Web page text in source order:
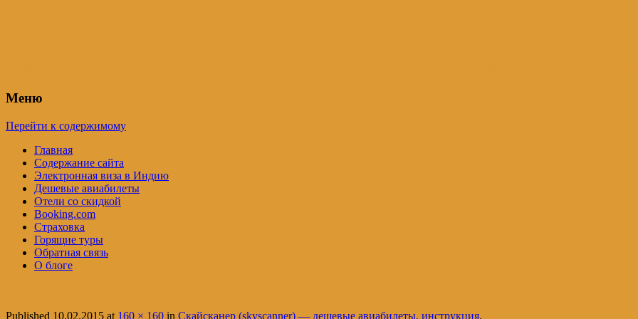
Меню
Перейти к содержимому
Главная
Содержание сайта
Электронная виза в Индию
Дешевые авиабилеты
Отели со скидкой
Booking.com
Страховка
Горящие туры
Обратная связь
О блоге
Published 10.02.2015 at 160 × 160 in Скайсканер (skyscanner) — дешевые авиабилеты, инструкция.